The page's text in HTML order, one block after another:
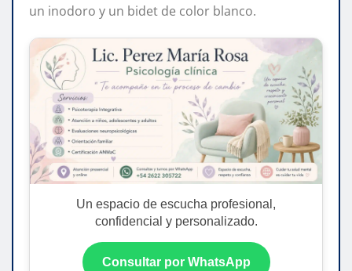
un inodoro y un bidet de color blanco.
Un espacio de escucha profesional,
confidencial y personalizado.
Consultar por WhatsApp